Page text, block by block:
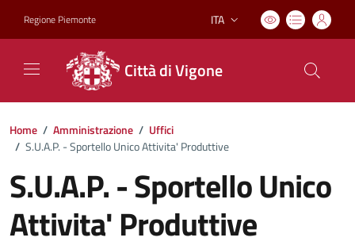
Regione Piemonte Lingua attiva:
ITA
Città di Vigone
Home / Amministrazione / Uffici
/ S.U.A.P. - Sportello Unico Attivita' Produttive
S.U.A.P. - Sportello Unico
Attivita' Produttive